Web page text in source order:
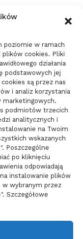
poziomie w ramach
cookies. Pliki
działania
podstawowych jej
są przez nas
i analiz korzystania
podmiotów trzecich
analitycznych i
na Twoim
wskazanych
Poszczególne
po kliknięciu
odpowiadają
instalowanie plików
w wybranym przez
Szczegółowe
do spokojnego
materiał